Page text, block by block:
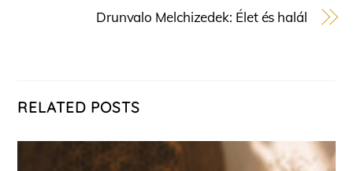
Drunvalo Melchizedek: Élet és halál
RELATED POSTS